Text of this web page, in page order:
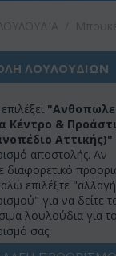
ΛΟΥΛΟΥΔΙΩΝ
Κέντρο &
Αττικής)"
αποστολής. Αν
διαφορετικό
επιλέξτε "αλλαγή
για να δείτε
λουλούδια για
σας.